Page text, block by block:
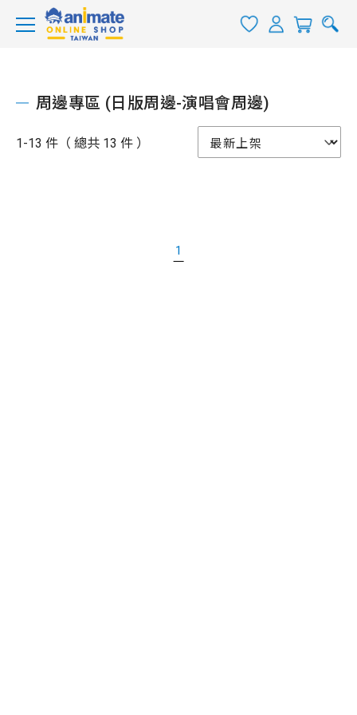
周邊專區 (日版周邊-演唱會周邊)
1-13 件（ 總共 13 件 ）
1